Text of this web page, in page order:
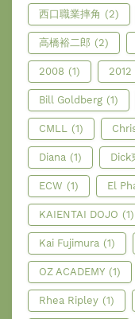
西口職業摔角 (2)
高橋裕二郎 (2)
2008 (1) 2012
Bill Goldberg (1)
CMLL (1)
Diana (1) Dick
ECW (1) El
KAIENTAI DOJO (1)
Kai Fujimura (1)
OZ ACADEMY (1)
Rhea Ripley (1)